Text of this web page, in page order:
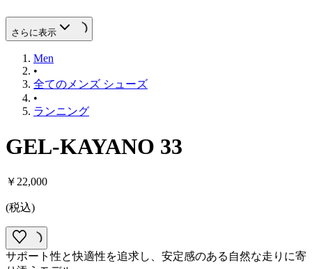
さらに表示
Men
•
全てのメンズ シューズ
•
ランニング
GEL-KAYANO 33
￥22,000
(税込)
サポート性と快適性を追求し、安定感のある自然な走りに寄